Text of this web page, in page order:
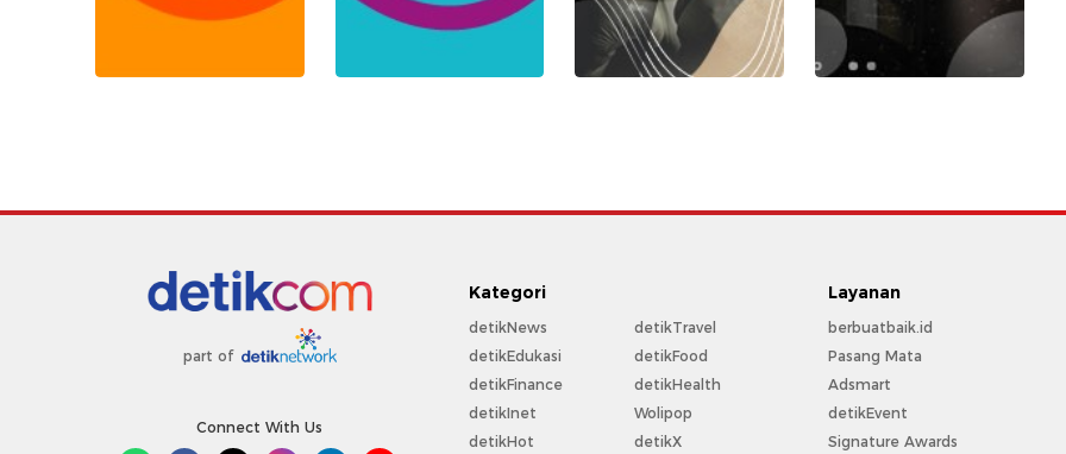
part of
Connect With Us
Kategori
detikNews
detikEdukasi
detikFinance
detikInet
detikHot
detikTravel
detikFood
detikHealth
Wolipop
detikX
Layanan
berbuatbaik.id
Pasang Mata
Adsmart
detikEvent
Signature Awards